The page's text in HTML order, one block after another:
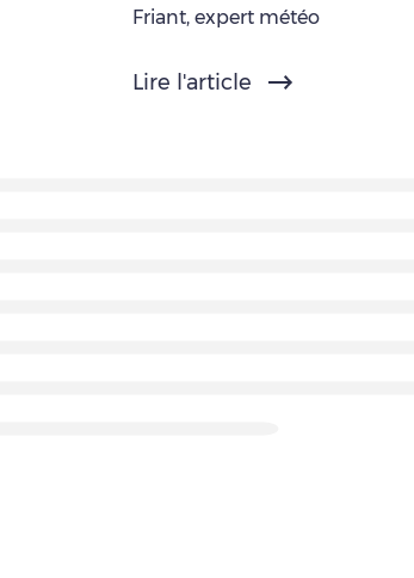
Friant, expert météo
Lire l'article